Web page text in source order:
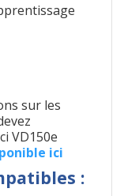
sur les
VD150e
ici
: